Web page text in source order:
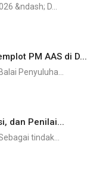
&ndash; D...
PM AAS di D...
Penyuluha...
dan Penilai...
tindak...